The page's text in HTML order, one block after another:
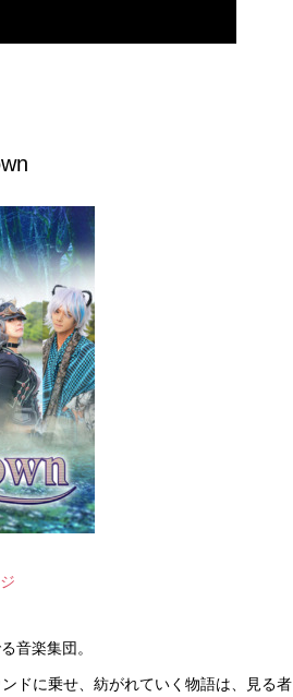
音楽集団。
ドに乗せ、紡がれていく物語は、見る者